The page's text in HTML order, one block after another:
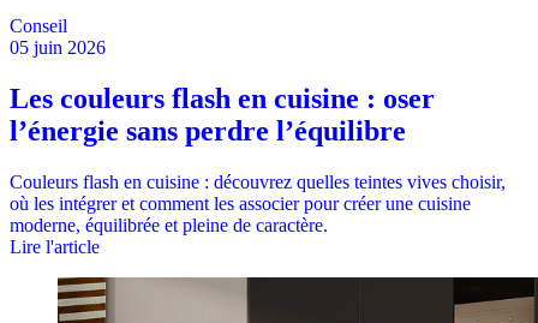
Conseil
05 juin 2026
Les couleurs flash en cuisine : oser
l’énergie sans perdre l’équilibre
Couleurs flash en cuisine : découvrez quelles teintes vives choisir,
où les intégrer et comment les associer pour créer une cuisine
moderne, équilibrée et pleine de caractère.
Lire l'article